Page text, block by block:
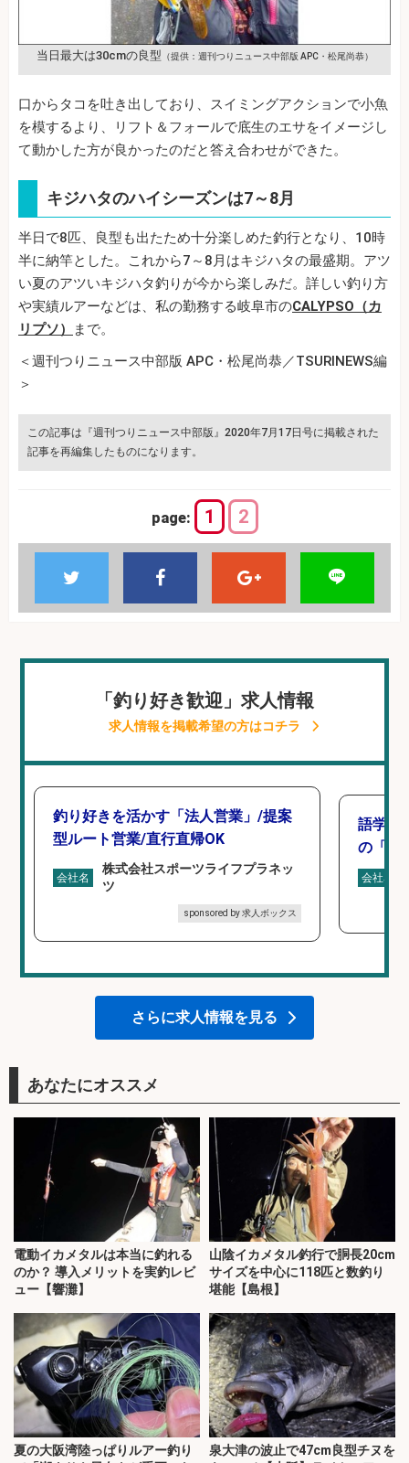
当日最大は30cmの良型 （提供：週刊つりニュース中部版 APC・松尾尚恭）
口からタコを吐き出しており、スイミングアクションで小魚
を模するより、リフト＆フォールで底生のエサをイメージし
て動かした方が良かったのだと答え合わせができた。
キジハタのハイシーズンは7～8月
半日で8匹、良型も出たため十分楽しめた釣行となり、10時
半に納竿とした。これから7～8月はキジハタの最盛期。アツ
い夏のアツいキジハタ釣りが今から楽しみだ。詳しい釣り方
や実績ルアーなどは、私の勤務する岐阜市のCALYPSO（カ
リプソ）
まで。
＜週刊つりニュース中部版 APC・松尾尚恭／TSURINEWS編
＞
この記事は『週刊つりニュース中部版』2020年7月17日号に掲載された
記事を再編集したものになります。
page: 1 2
「釣り好き歓迎」求人情報
求人情報を掲載希望の方はコチラ
釣り好きを活かす「法人営業」/提案
型ルート営業/直行直帰OK
会社名
株式会社スポーツライフプラネッ
ツ
sponsored by 求人ボックス
語学力
の「海
会社名
さらに求人情報を見る
あなたにオススメ
電動イカメタルは本当に釣れる
のか？ 導入メリットを実釣レビ
ュー【響灘】
山陰イカメタル釣行で胴長20cm
サイズを中心に118匹と数釣り
堪能【島根】
夏の大阪湾陸っぱりルアー釣り
泉大津の波止で47cm良型チヌを